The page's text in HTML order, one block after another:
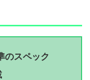
のスペック